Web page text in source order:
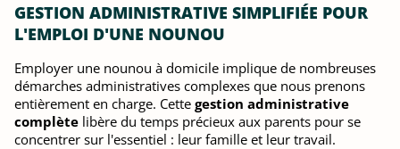
GESTION ADMINISTRATIVE SIMPLIFIÉE POUR
L'EMPLOI D'UNE NOUNOU
Employer une nounou à domicile implique de nombreuses
démarches administratives complexes que nous prenons
entièrement en charge. Cette gestion administrative
complète libère du temps précieux aux parents pour se
concentrer sur l'essentiel : leur famille et leur travail.